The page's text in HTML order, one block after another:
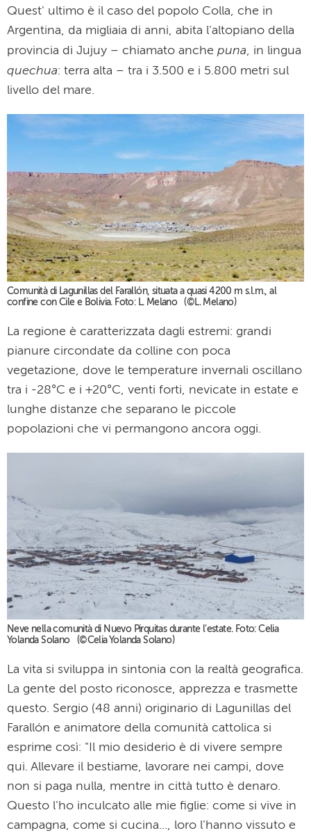
Quest' ultimo è il caso del popolo Colla, che in
Argentina, da migliaia di anni, abita l'altopiano della
provincia di Jujuy – chiamato anche puna, in lingua
quechua: terra alta – tra i 3.500 e i 5.800 metri sul
livello del mare.
Comunità di Lagunillas del Farallón, situata a quasi 4200 m s.l.m., al
confine con Cile e Bolivia. Foto: L. Melano (©L. Melano)
La regione è caratterizzata dagli estremi: grandi
pianure circondate da colline con poca
vegetazione, dove le temperature invernali oscillano
tra i -28°C e i +20°C, venti forti, nevicate in estate e
lunghe distanze che separano le piccole
popolazioni che vi permangono ancora oggi.
Neve nella comunità di Nuevo Pirquitas durante l'estate. Foto: Celia
Yolanda Solano (©Celia Yolanda Solano)
La vita si sviluppa in sintonia con la realtà geografica.
La gente del posto riconosce, apprezza e trasmette
questo. Sergio (48 anni) originario di Lagunillas del
Farallón e animatore della comunità cattolica si
esprime così: "Il mio desiderio è di vivere sempre
qui. Allevare il bestiame, lavorare nei campi, dove
non si paga nulla, mentre in città tutto è denaro.
Questo l'ho inculcato alle mie figlie: come si vive in
campagna, come si cucina..., loro l'hanno vissuto e